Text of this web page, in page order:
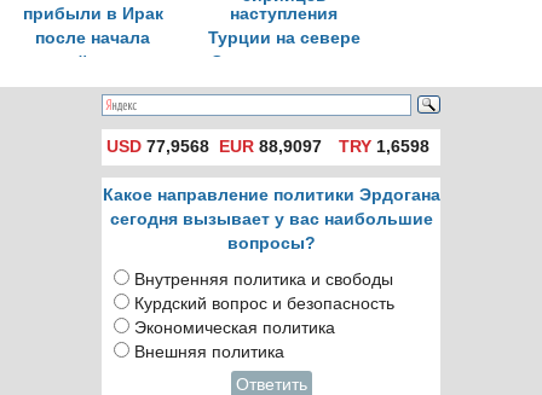
прибыли в Ирак
после начала
турецкой операции
в Сирии
наступления
Турции на севере
Сирии на родину
вернулись 365 тыс.
сирийцев
USD 77,9568 EUR 88,9097 TRY1,6598
Какое направление политики Эрдогана
сегодня вызывает у вас наибольшие
вопросы?
Внутренняя политика и свободы
Курдский вопрос и безопасность
Экономическая политика
Внешняя политика
Ответить